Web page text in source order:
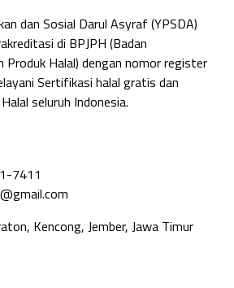
dan Sosial Darul Asyraf (YPSDA)
di BPJPH (Badan
Produk Halal) dengan nomor register
Sertifikasi halal gratis dan
seluruh Indonesia.
7411
Kencong, Jember, Jawa Timur